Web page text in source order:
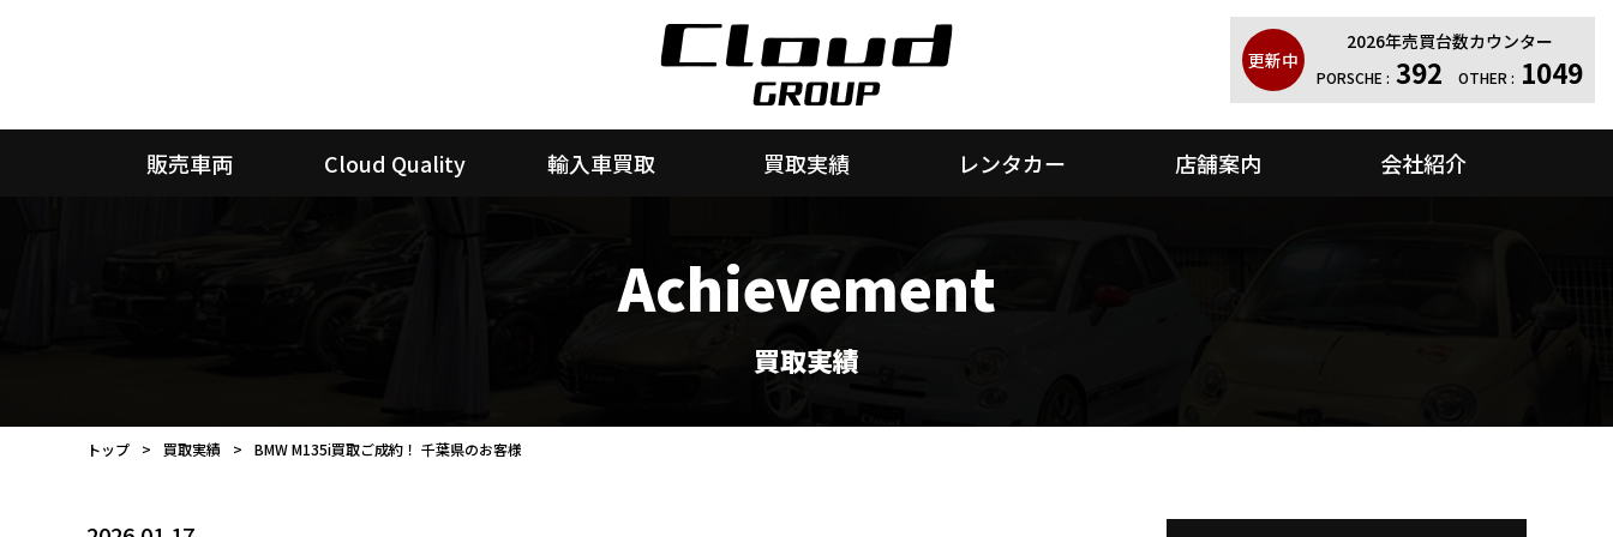
更新中
2026年売買台数カウンター
PORSCHE : 392 OTHER : 1049
販売車両 Cloud Quality 輸入車買取 買取実績 レンタカー 店舗案内 会社紹介
Achievement
買取実績
トップ 買取実績 BMW M135i買取ご成約！ 千葉県のお客様